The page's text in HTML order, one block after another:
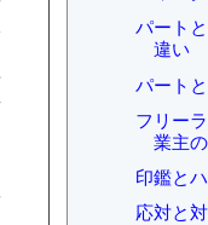
パート
違い
パート
フリー
業主
印鑑と
応対と